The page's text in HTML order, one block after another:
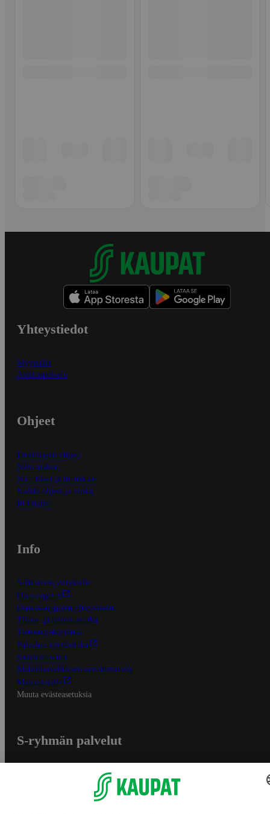
Yhteystiedot
Myymälät
Asiakaspalvelu
Ohjeet
Ensitilaajan ohjeet
Näin maksat
Näin tilaat ja muokkaat
Kaikki ohjeet ja vinkit
In English
Info
S-Business yrityksille
Oiva-raportit
Osuuskauppojen yhteystiedot
Tilaus- ja toimitusehdot
Tietosuojakäytäntö
Palvelun käyttöehdot
Saavutettavuus
Mobiilisovelluksen saavutettavuus
Mainostajalle
Muuta evästeasetuksia
S-ryhmän palvelut
Yhteishyvä Ruoka -sovellus